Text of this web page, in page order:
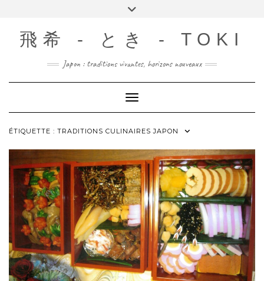
content飛希 - とき - TOKI
Japon : traditions vivantes, horizons nouveaux
Toggle Navigation
ÉTIQUETTE : TRADITIONS CULINAIRES JAPON